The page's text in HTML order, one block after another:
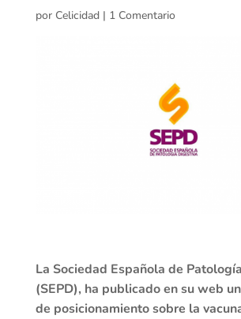
por Celicidad| 1 Comentario
La Sociedad Española de
(SEPD), ha publicado en su web
de posicionamiento sobre la